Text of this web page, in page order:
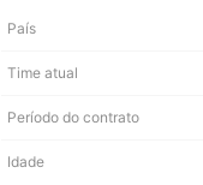
País
Time atual
Período do contrato
Idade